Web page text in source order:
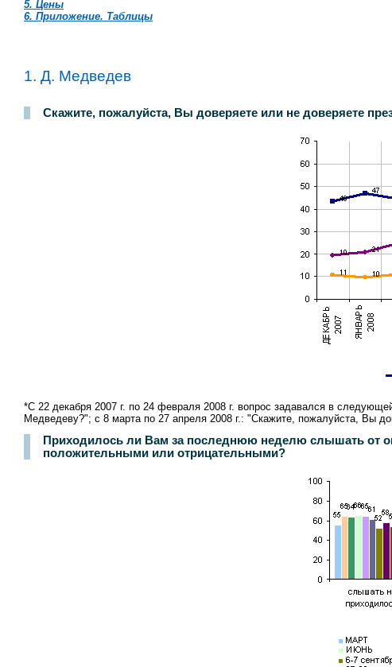
5. Цены
6. Приложение. Таблицы
1. Д. Медведев
Скажите, пожалуйста, Вы доверяете или не доверяете
*С 22 декабря 2007 г. по 24 февраля 2008 г. вопрос задавался в
Медведеву?"; с 8 марта по 27 апреля 2008 г.: "Скажите, пожалуйста, Вы
Приходилось ли Вам за последнюю неделю слышать от
положительными или отрицательными?